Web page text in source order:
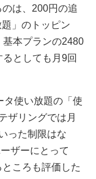
は、200円の追
」のトッピン
本プランの2480
としても月9回
使い放題の「使
ザリングでは月
った制限はな
ザーにとって
ころも評価した